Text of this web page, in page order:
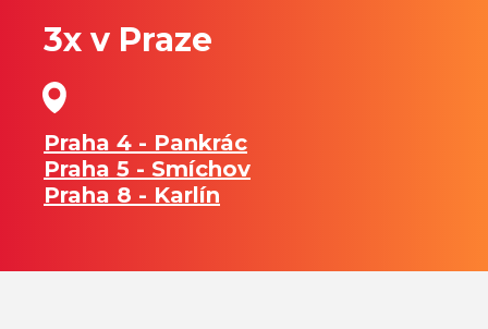
3x v Praze
Praha 4 - Pankrác
Praha 5 - Smíchov
Praha 8 - Karlín